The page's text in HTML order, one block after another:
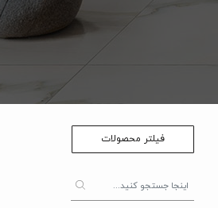
فیلتر محصولات